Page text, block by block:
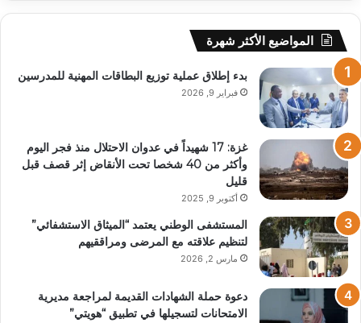
المواضيع الأكثر شهرة
بدء إطلاق عملية توزيع البطاقات المهنية للمدرسين
فبراير 9, 2026
غزة: 17 شهيداً في عدوان الاحتلال منذ فجر اليوم
وأكثر من 40 شخصا تحت الأنقاض إثر قصف قبل
قليل
أكتوبر 9, 2025
المستشفى الوطني يعتمد “الميثاق الاستشفائي”
لتنظيم علاقته مع المرضى ومراققيهم
مارس 2, 2026
دعوة حملة الشهادات القديمة لمراجعة مديرية
الامتحانات لتسجيلها في تطبيق “هويتي”